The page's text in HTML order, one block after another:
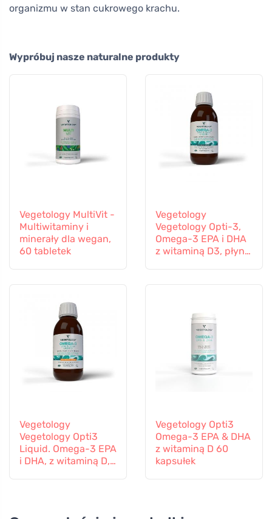
organizmu w stan cukrowego krachu.
Wypróbuj nasze naturalne produkty
Vegetology MultiVit -
Multiwitaminy i
minerały dla wegan,
60 tabletek
Vegetology
Vegetology Opti-3,
Omega-3 EPA i DHA
z witaminą D3, płyn
Vegetology
Vegetology Opti3
Liquid. Omega-3 EPA
i DHA, z witaminą D,
Vegetology Opti3
Omega-3 EPA & DHA
z witaminą D 60
kapsułek